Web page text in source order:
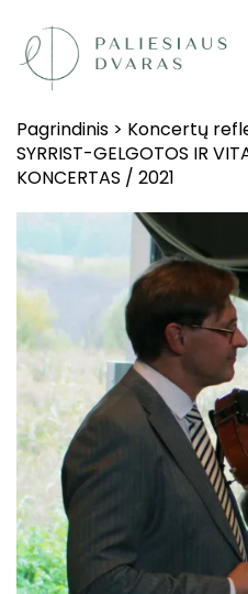
Pagrindinis > Koncertų
SYRRIST-GELGOTOS IR
KONCERTAS / 2021